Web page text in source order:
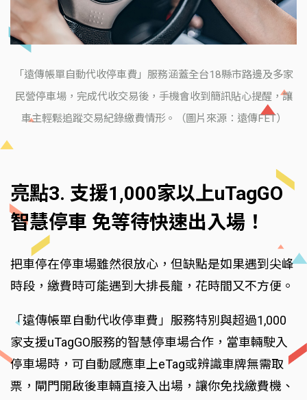
「遠傳帳單自動代收停車費」服務涵蓋全台18縣市路邊及多家
民營停車場，完成代收交易後，手機會收到簡訊貼心提醒，讓
車主輕鬆追蹤交易紀錄繳費情形。（圖片來源：遠傳FET）
亮點3. 支援1,000家以上uTagGO
智慧停車 免等待快速出入場！
把車停在停車場雖然很放心，但缺點是如果遇到尖峰
時段，繳費時可能遇到大排長龍，花時間又不方便。
「遠傳帳單自動代收停車費」服務特別與超過1,000
家支援uTagGO服務的智慧停車場合作，當車輛駛入
停車場時，可自動感應車上eTag或辨識車牌無需取
票，閘門開啟後車輛直接入出場，讓你免找繳費機、